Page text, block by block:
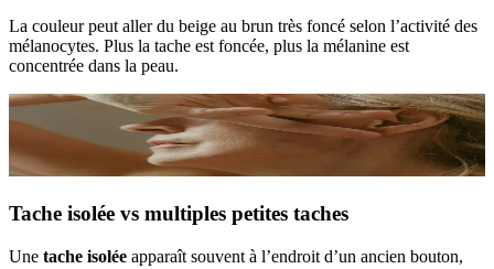
La couleur peut aller du beige au brun très foncé selon l’activité des
mélanocytes. Plus la tache est foncée, plus la mélanine est
concentrée dans la peau.
Tache isolée vs multiples petites taches
Une tache isolée apparaît souvent à l’endroit d’un ancien bouton,